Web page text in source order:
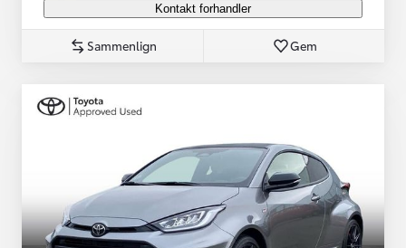
Kontakt forhandler
Sammenlign Gem